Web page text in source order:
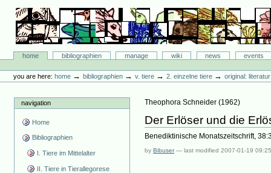
content.
navigation
Bibliographie-Portal
Sectionshome bibliographien manage wiki news
events
tools
you are here: home →bibliographien →v. tiere →2. einzelne tiere →original:
navigation
Home
Bibliographien
I. Tiere im Mittelalter
II. Tiere in Tierallegorese
Theophora Schneider (1962)
Der Erlöser und die
Benediktinische Monatszeitschrift,
byBibuser —last modified2007-01-19